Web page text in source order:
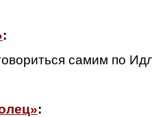
:
самим по
: